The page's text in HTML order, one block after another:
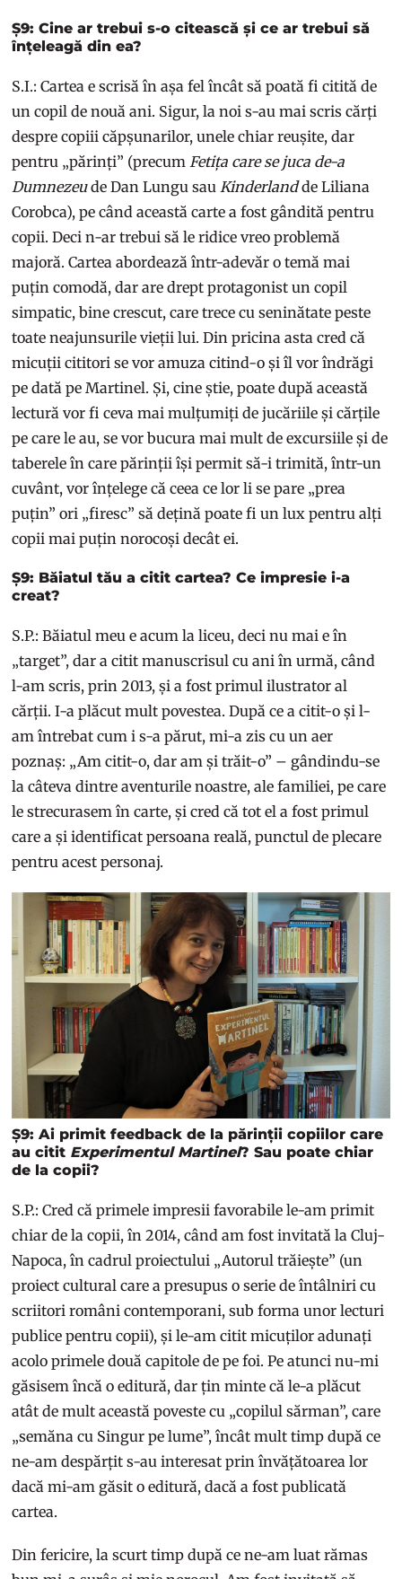
Ș9: Cine ar trebui s-o citească și ce ar trebui să
înțeleagă din ea?
S.I.: Cartea e scrisă în așa fel încât să poată fi citită de
un copil de nouă ani. Sigur, la noi s-au mai scris cărți
despre copiii căpșunarilor, unele chiar reușite, dar
pentru „părinți” (precumFetița care se juca de-a
Dumnezeude Dan Lungu sauKinderlandde Liliana
Corobca), pe când această carte a fost gândită pentru
copii. Deci n-ar trebui să le ridice vreo problemă
majoră. Cartea abordează într-adevăr o temă mai
puțin comodă, dar are drept protagonist un copil
simpatic, bine crescut, care trece cu seninătate peste
toate neajunsurile vieții lui. Din pricina asta cred că
micuții cititori se vor amuza citind-o și îl vor îndrăgi
pe dată pe Martinel. Și, cine știe, poate după această
lectură vor fi ceva mai mulțumiți de jucăriile și cărțile
pe care le au, se vor bucura mai mult de excursiile și de
taberele în care părinții își permit să-i trimită, într-un
cuvânt, vor înțelege că ceea ce lor li se pare „prea
puțin” ori „firesc” să dețină poate fi un lux pentru alți
copii mai puțin norocoși decât ei.
Ș9: Băiatul tău a citit cartea? Ce impresie i-a
creat?
S.P.: Băiatul meu e acum la liceu, deci nu mai e în
„target”, dar a citit manuscrisul cu ani în urmă, când
l-am scris, prin 2013, și a fost primul ilustrator al
cărții. I-a plăcut mult povestea. După ce a citit-o și l-
am întrebat cum i s-a părut, mi-a zis cu un aer
poznaș: „Am citit-o, dar am și trăit-o” – gândindu-se
la câteva dintre aventurile noastre, ale familiei, pe care
le strecurasem în carte, și cred că tot el a fost primul
care a și identificat persoana reală, punctul de plecare
pentru acest personaj.
Ș9: Ai primit feedback de la părinții copiilor care
au citit Experimentul Martinel? Sau poate chiar
de la copii?
S.P.: Cred că primele impresii favorabile le-am primit
chiar de la copii, în 2014, când am fost invitată la Cluj-
Napoca, în cadrul proiectului „Autorul trăiește” (un
proiect cultural care a presupus o serie de întâlniri cu
scriitori români contemporani, sub forma unor lecturi
publice pentru copii), și le-am citit micuților adunați
acolo primele două capitole de pe foi. Pe atunci nu-mi
găsisem încă o editură, dar țin minte că le-a plăcut
atât de mult această poveste cu „copilul sărman”, care
„semăna cu Singur pe lume”, încât mult timp după ce
ne-am despărțit s-au interesat prin învățătoarea lor
dacă mi-am găsit o editură, dacă a fost publicată
cartea.
Din fericire, la scurt timp după ce ne-am luat rămas